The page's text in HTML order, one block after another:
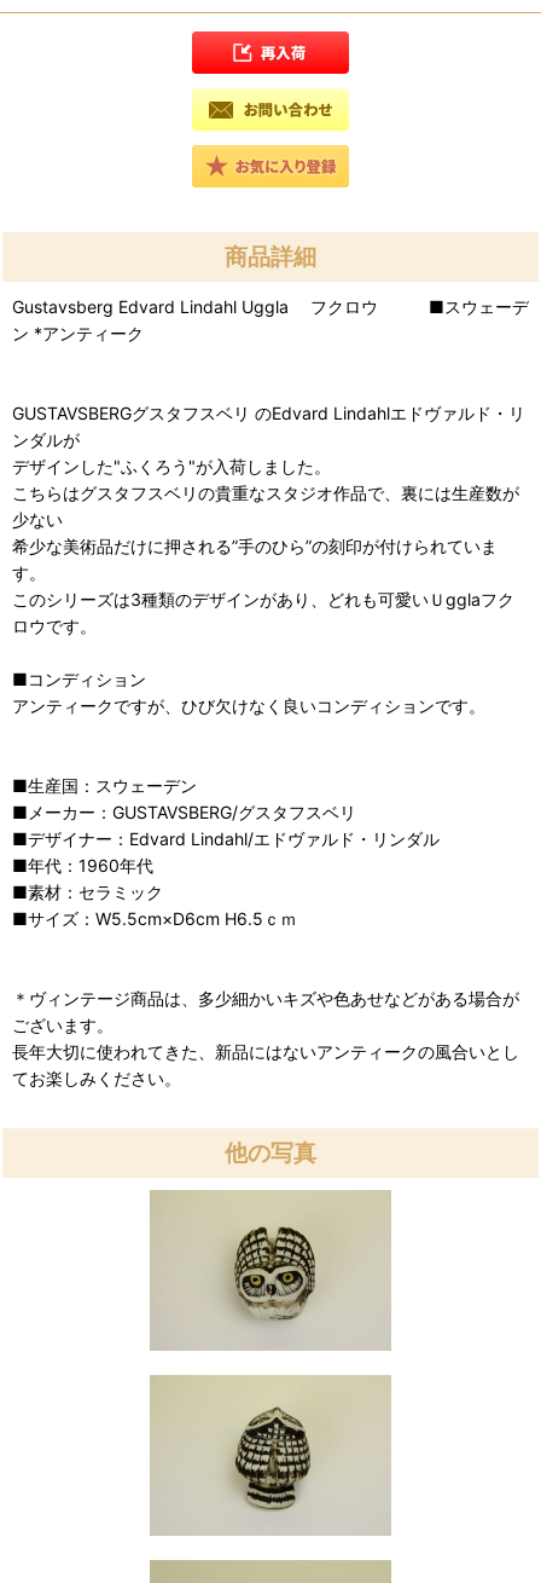
商品詳細
Gustavsberg Edvard Lindahl Uggla フクロウ ■スウェーデ
ン *アンティーク
GUSTAVSBERGグスタフスベリ のEdvard Lindahlエドヴァルド・リ
ンダルが
デザインした"ふくろう"が入荷しました。
こちらはグスタフスベリの貴重なスタジオ作品で、裏には生産数が
少ない
希少な美術品だけに押される”手のひら”の刻印が付けられていま
す。
このシリーズは3種類のデザインがあり、どれも可愛いＵgglaフク
ロウです。
■コンディション
アンティークですが、ひび欠けなく良いコンディションです。
■生産国：スウェーデン
■メーカー：GUSTAVSBERG/グスタフスベリ
■デザイナー：Edvard Lindahl/エドヴァルド・リンダル
■年代：1960年代
■素材：セラミック
■サイズ：W5.5cm×D6cm H6.5ｃｍ
＊ヴィンテージ商品は、多少細かいキズや色あせなどがある場合が
ございます。
長年大切に使われてきた、新品にはないアンティークの風合いとし
てお楽しみください。
他の写真